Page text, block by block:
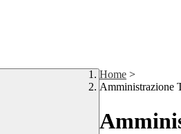
Home >
Amministrazione